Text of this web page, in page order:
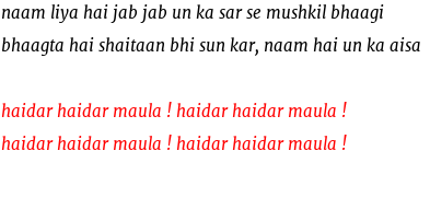
naam liya hai jab jab un ka sar se mushkil bhaagi
bhaagta hai shaitaan bhi sun kar, naam hai un ka aisa
haidar haidar maula ! haidar haidar maula !
haidar haidar maula ! haidar haidar maula !